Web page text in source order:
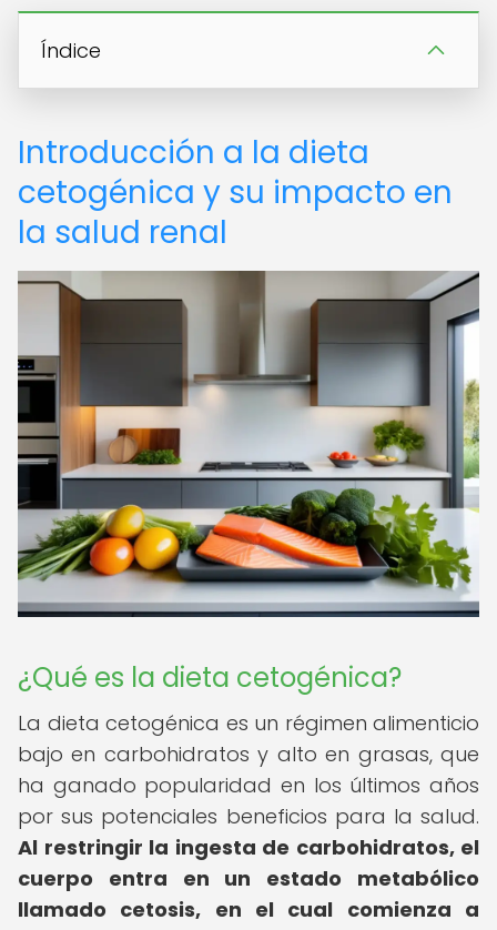
Índice
Introducción a la dieta
cetogénica y su impacto en
la salud renal
¿Qué es la dieta cetogénica?
La dieta cetogénica es un régimen alimenticio
bajo en carbohidratos y alto en grasas, que
ha ganado popularidad en los últimos años
por sus potenciales beneficios para la salud.
Al restringir la ingesta de carbohidratos, el
cuerpo entra en un estado metabólico
llamado cetosis, en el cual comienza a